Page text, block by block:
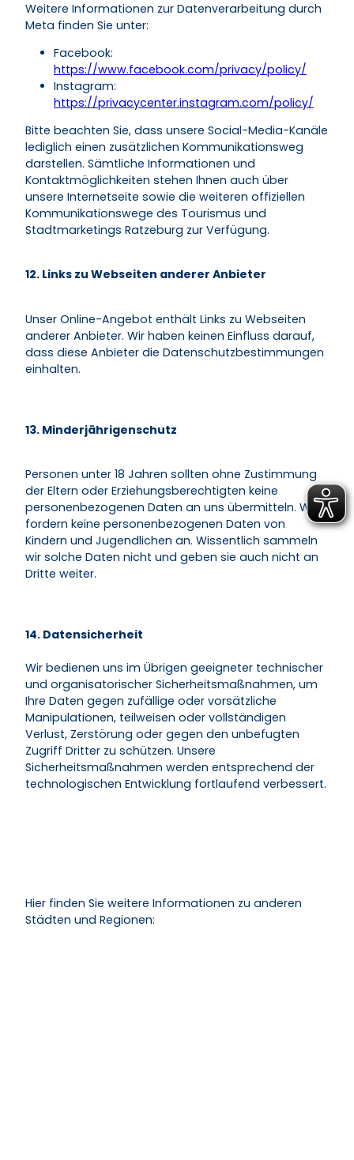
Weitere Informationen zur Datenverarbeitung durch
Meta finden Sie unter:
Facebook:
https://www.facebook.com/privacy/policy/
Instagram:
https://privacycenter.instagram.com/policy/
Bitte beachten Sie, dass unsere Social-Media-Kanäle
lediglich einen zusätzlichen Kommunikationsweg
darstellen. Sämtliche Informationen und
Kontaktmöglichkeiten stehen Ihnen auch über
unsere Internetseite sowie die weiteren offiziellen
Kommunikationswege des Tourismus und
Stadtmarketings Ratzeburg zur Verfügung.
12. Links zu Webseiten anderer Anbieter
Unser Online-Angebot enthält Links zu Webseiten
anderer Anbieter. Wir haben keinen Einfluss darauf,
dass diese Anbieter die Datenschutzbestimmungen
einhalten.
13. Minderjährigenschutz
Personen unter 18 Jahren sollten ohne Zustimmung
der Eltern oder Erziehungsberechtigten keine
personenbezogenen Daten an uns übermitteln. Wir
fordern keine personenbezogenen Daten von
Kindern und Jugendlichen an. Wissentlich sammeln
wir solche Daten nicht und geben sie auch nicht an
Dritte weiter.
14. Datensicherheit
Wir bedienen uns im Übrigen geeigneter technischer
und organisatorischer Sicherheitsmaßnahmen, um
Ihre Daten gegen zufällige oder vorsätzliche
Manipulationen, teilweisen oder vollständigen
Verlust, Zerstörung oder gegen den unbefugten
Zugriff Dritter zu schützen. Unsere
Sicherheitsmaßnahmen werden entsprechend der
technologischen Entwicklung fortlaufend verbessert.
Hier finden Sie weitere Informationen zu anderen
Städten und Regionen: